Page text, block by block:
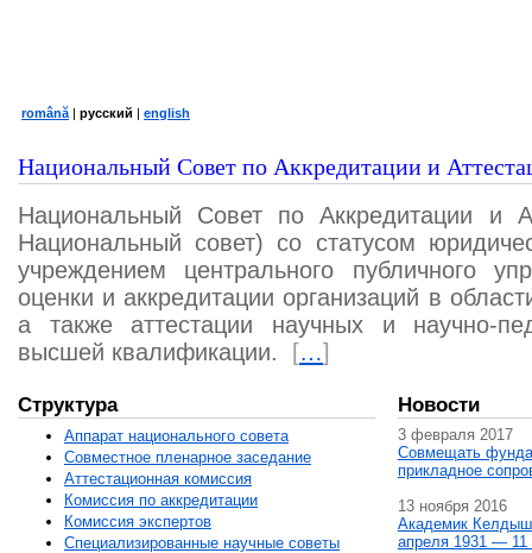
română | русский | english
Национальный Совет по Аккредитации и
Национальный Совет по Аккредитации и
Национальный совет) со статусом
учреждением центрального публичного
оценки и аккредитации организаций в
а также аттестации научных и научно-
высшей квалификации.
[…]
Структура
Аппарат национального совета
Совместное пленарное заседание
Аттестационная комисcия
Комиссия по аккредитации
Комиссия экспертов
Специализированные научные советы
Новости
3 февраля 2017
Совмещать
прикладное
13 ноября 2016
Академик
апреля 1931 — 11